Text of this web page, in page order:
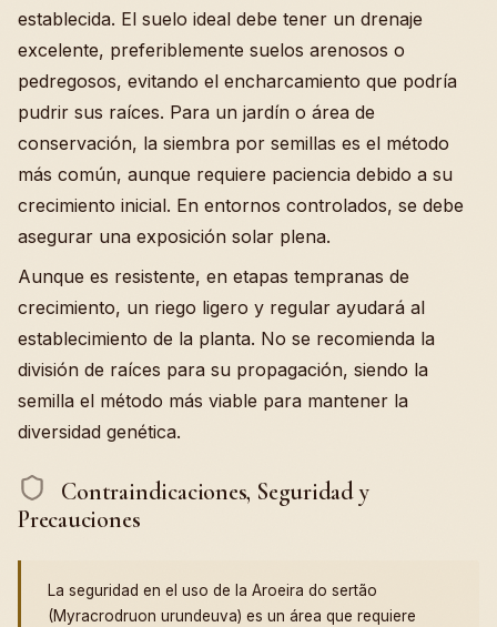
establecida. El suelo ideal debe tener un drenaje
excelente, preferiblemente suelos arenosos o
pedregosos, evitando el encharcamiento que podría
pudrir sus raíces. Para un jardín o área de
conservación, la siembra por semillas es el método
más común, aunque requiere paciencia debido a su
crecimiento inicial. En entornos controlados, se debe
asegurar una exposición solar plena.
Aunque es resistente, en etapas tempranas de
crecimiento, un riego ligero y regular ayudará al
establecimiento de la planta. No se recomienda la
división de raíces para su propagación, siendo la
semilla el método más viable para mantener la
diversidad genética.
Contraindicaciones, Seguridad y
Precauciones
La seguridad en el uso de la Aroeira do sertão
(Myracrodruon urundeuva) es un área que requiere